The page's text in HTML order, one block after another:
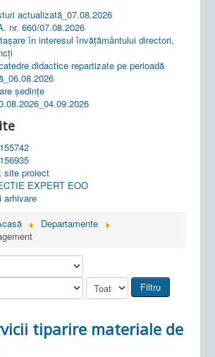
actualizată_07.08.2026
nr. 660/07.08.2026
în interesul învățământului directori,
didactice repartizate pe perioadă
ședințe
site proiect
EXPERT EOO
arhivare
Departamente
Filtru
tiparire materiale de